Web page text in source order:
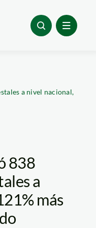
a nivel nacional,
838
a
más